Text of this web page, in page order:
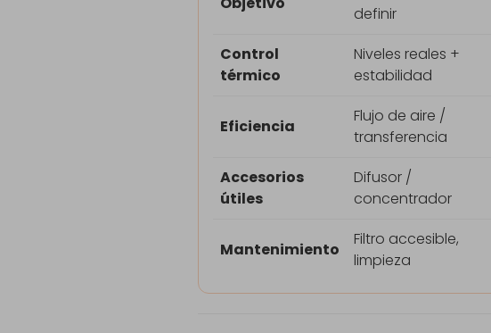
definir
Control
térmico
Niveles reales +
estabilidad
Eficiencia
Flujo de aire /
transferencia
Accesorios
útiles
Difusor /
concentrador
Mantenimiento
Filtro accesible,
limpieza